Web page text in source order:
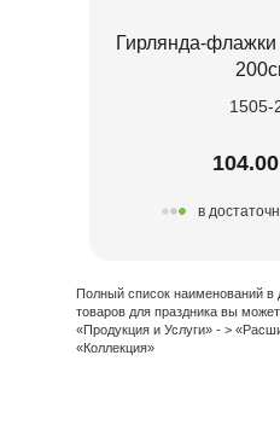
Гирлянда-
1505-
в
Полный список наименований
товаров для праздника вы
«Продукция и Услуги» - >
«Коллекция»